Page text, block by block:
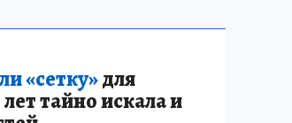
«сетку»для
тайно искала и